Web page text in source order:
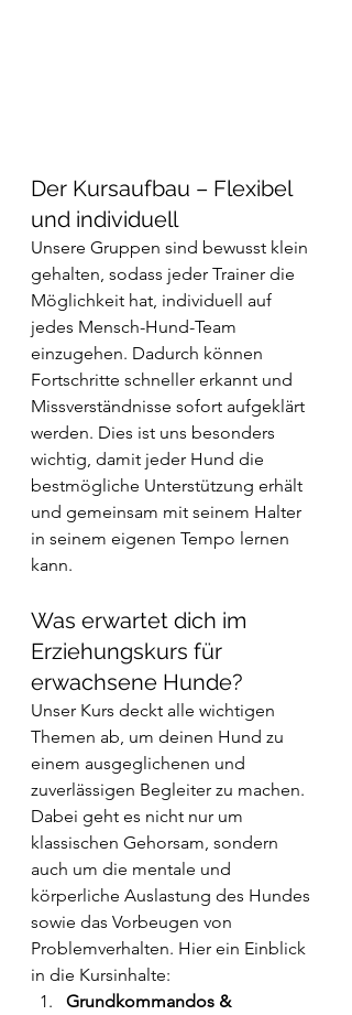
Der Kursaufbau – Flexibel
und individuell
Unsere Gruppen sind bewusst klein
gehalten, sodass jeder Trainer die
Möglichkeit hat, individuell auf
jedes Mensch-Hund-Team
einzugehen. Dadurch können
Fortschritte schneller erkannt und
Missverständnisse sofort aufgeklärt
werden. Dies ist uns besonders
wichtig, damit jeder Hund die
bestmögliche Unterstützung erhält
und gemeinsam mit seinem Halter
in seinem eigenen Tempo lernen
kann.
Was erwartet dich im
Erziehungskurs für
erwachsene Hunde?
Unser Kurs deckt alle wichtigen
Themen ab, um deinen Hund zu
einem ausgeglichenen und
zuverlässigen Begleiter zu machen.
Dabei geht es nicht nur um
klassischen Gehorsam, sondern
auch um die mentale und
körperliche Auslastung des Hundes
sowie das Vorbeugen von
Problemverhalten. Hier ein Einblick
in die Kursinhalte:
Grundkommandos &